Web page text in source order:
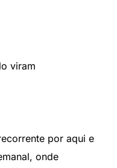
viram
por aqui e
onde